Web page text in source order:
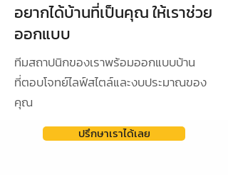
อยากได้บ้านที่เป็นคุณ ให้เราช่วย
ออกแบบ
ทีมสถาปนิกของเราพร้อมออกแบบบ้าน
ที่ตอบโจทย์ไลฟ์สไตล์และงบประมาณของ
คุณ
ปรึกษาเราได้เลย